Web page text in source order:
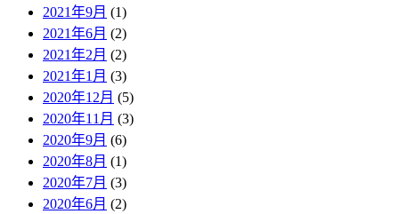
2021年9月 (1)
2021年6月 (2)
2021年2月 (2)
2021年1月 (3)
2020年12月 (5)
2020年11月 (3)
2020年9月 (6)
2020年8月 (1)
2020年7月 (3)
2020年6月 (2)